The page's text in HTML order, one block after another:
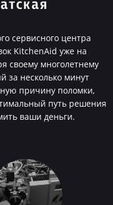
сервисного центра
KitchenAid уже на
своему многолетнему
за несколько минут
причину поломки,
путь решения
ваши деньги.